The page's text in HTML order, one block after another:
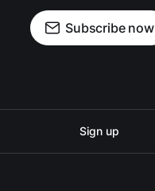
Subscribe now
Sign up